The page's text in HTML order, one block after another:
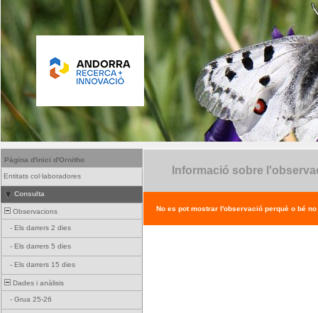
Pàgina d'inici d'Ornitho
Entitats col·laboradores
Consulta
Observacions
- Els darrers 2 dies
- Els darrers 5 dies
- Els darrers 15 dies
Dades i anàlisis
- Grua 25-26
Informació sobre
No es pot mostrar l'observació perquè o bé